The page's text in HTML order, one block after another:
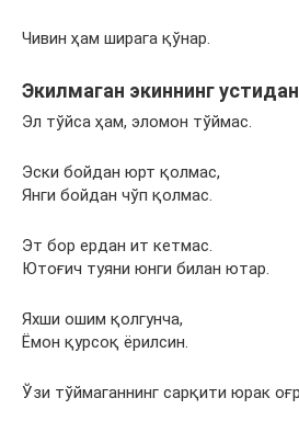
Чивин ҳам ширага қўнар.
Экилмаган экиннинг
Эл тўйса ҳам, эломон тўймас.
Эски бойдан юрт қолмас,
Янги бойдан чўп қолмас.
Эт бор ердан ит кетмас.
Ютоғич туяни юнги билан ютар.
Яхши ошим қолгунча,
Ёмон қурсоқ ёрилсин.
Ўзи тўймаганнинг сарқити юрак